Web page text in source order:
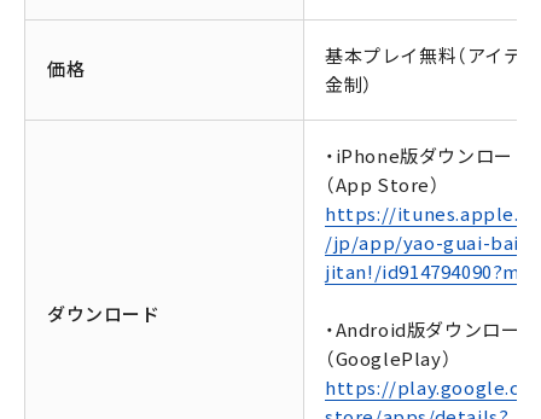
価格
基本プレイ無料（アイテ
金制）
ダウンロード
・iPhone版ダウンロード
（App Store）
https://
/jp/app/yao-guai-bai-
jitan!/
・Android版ダウンロード
（GooglePlay）
https://